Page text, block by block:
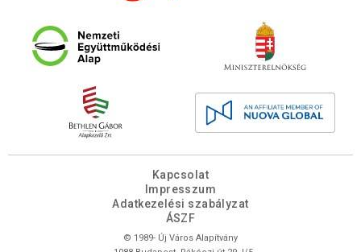
Kapcsolat
Impresszum
Adatkezelési szabályzat
ÁSZF
© 1989- Új Város Alapítvány